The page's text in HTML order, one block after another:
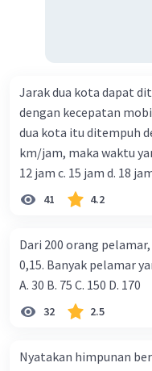
Jarak dua kota dapat
dengan kecepatan
dua kota itu ditempuh
km/jam, maka waktu yang
12 jam c. 15 jam d. 18
41 4.2
Dari 200 orang
0,15. Banyak pelamar
A. 30 B. 75 C. 150 D. 170
32 2.5
Nyatakan himpunan